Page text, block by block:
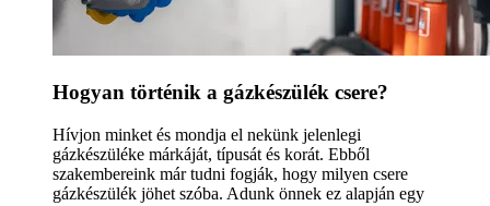
Hogyan történik a gázkészülék csere?
Hívjon minket és mondja el nekünk jelenlegi
gázkészüléke márkáját, típusát és korát. Ebből
szakembereink már tudni fogják, hogy milyen csere
gázkészülék jöhet szóba. Adunk önnek ez alapján egy